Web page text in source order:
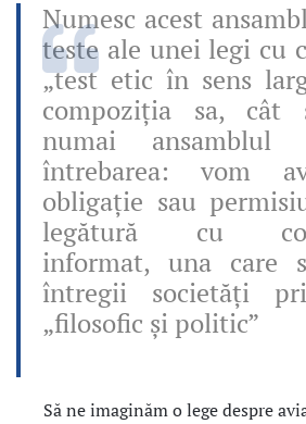
Numesc acest
teste ale unei legi cu
„test etic în sens
compoziţia sa,
numai ansamblul
întrebarea: vom
obligaţie sau
legătură cu
informat, una care
întregii societăţi
„filosofic şi politic”
Să ne imaginăm o lege despre